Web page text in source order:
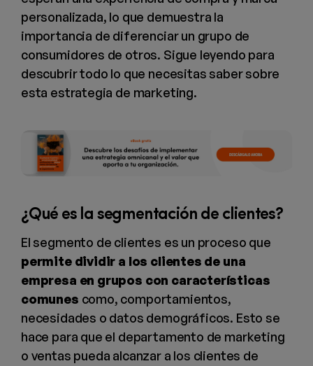
personalizada, lo que demuestra la
importancia de diferenciar un grupo de
consumidores de otros. Sigue leyendo para
descubrir todo lo que necesitas saber sobre
esta estrategia de marketing.
¿Qué es la segmentación de clientes?
El segmento de clientes es un proceso que
permite dividir a los clientes de una
empresa en grupos con características
comunes como, comportamientos,
necesidades o datos demográficos. Esto se
hace para que el departamento de marketing
o ventas pueda alcanzar a los clientes de